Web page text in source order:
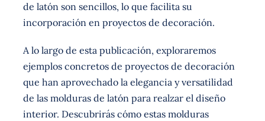
de latón son sencillos, lo que facilita su
incorporación en proyectos de decoración.
A lo largo de esta publicación, exploraremos
ejemplos concretos de proyectos de decoración
que han aprovechado la elegancia y versatilidad
de las molduras de latón para realzar el diseño
interior. Descubrirás cómo estas molduras